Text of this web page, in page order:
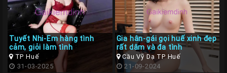
Tuyết Nhi-Em hàng tình
cảm, giỏi làm tình
TP Huế
31-03-2025
Gia hân-gái gọi huế xinh đẹp
rất dâm và đa tình
Cầu Vỹ Dạ TP Huế
21-09-2024